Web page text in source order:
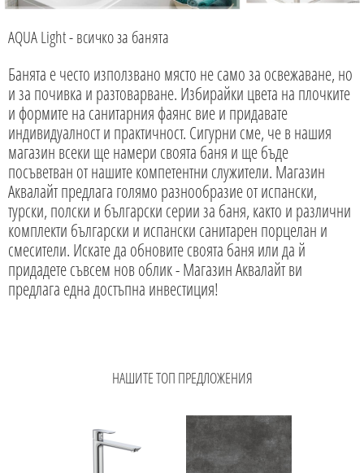
AQUA Light - всичко за банята
Банята е често използвано място не само за освежаване, но
и за почивка и разтоварване. Избирайки цвета на плочките
и формите на санитарния фаянс вие и придавате
индивидуалност и практичност. Сигурни сме, че в нашия
магазин всеки ще намери своята баня и ще бъде
посъветван от нашите компетентни служители. Магазин
Аквалайт предлага голямо разнообразие от испански,
турски, полски и български серии за баня, както и различни
комплекти български и испански санитарен порцелан и
смесители. Искате да обновите своята баня или да й
придадете съвсем нов облик - Магазин Аквалайт ви
предлага една достъпна инвестиция!
НАШИТЕ ТОП ПРЕДЛОЖЕНИЯ